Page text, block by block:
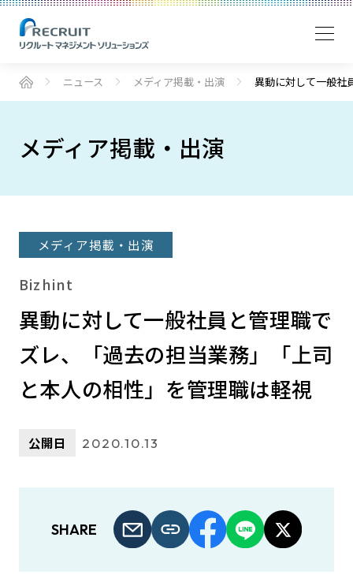
ニュース メディア掲載・出演 異動に対して一般社
メディア掲載・出演
メディア掲載・出演
Bizhint
異動に対して一般社員と管理職で
ズレ、「過去の担当業務」「上司
と本人の相性」を管理職は軽視
公開日 2020.10.13
SHARE